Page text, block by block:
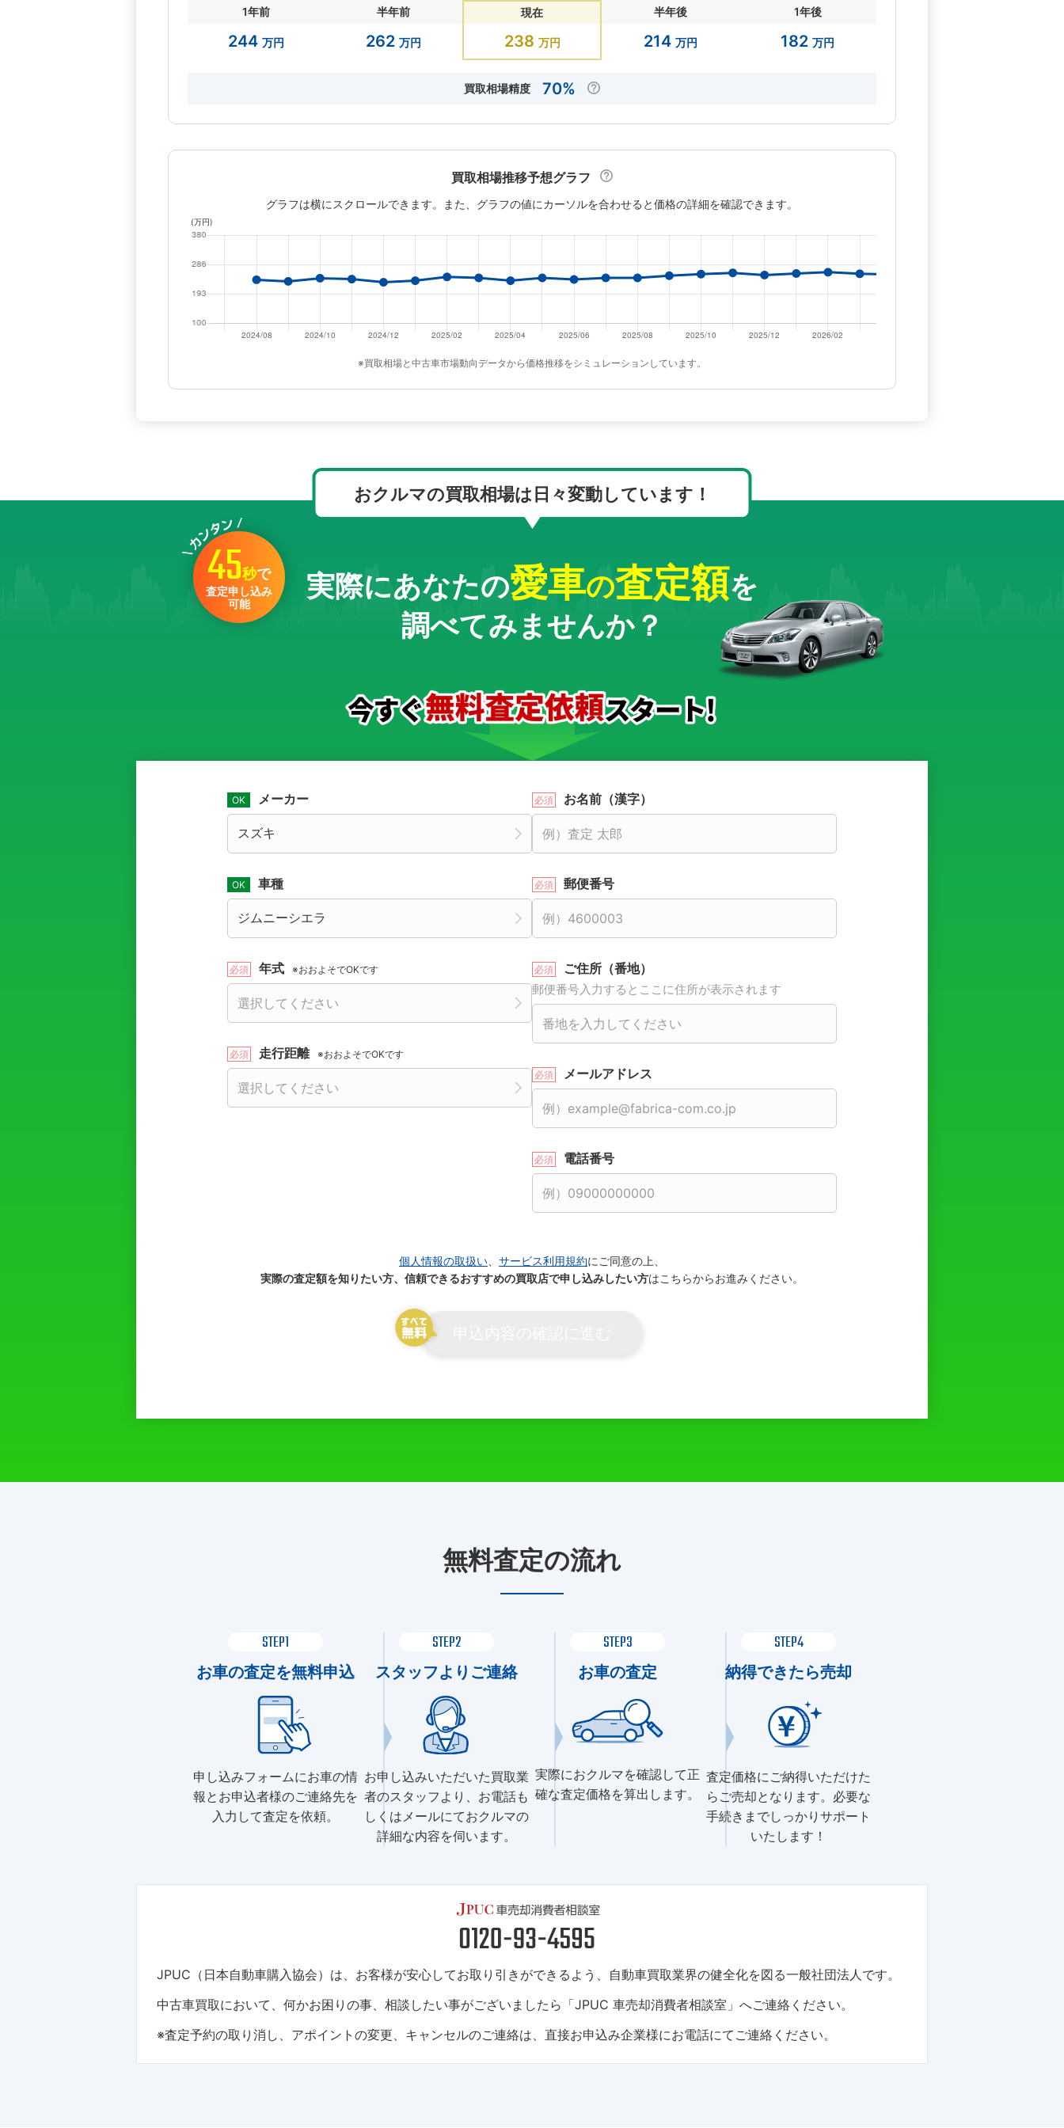
1年前
244 万円
半年前
262 万円
現在
238 万円
半年後
214 万円
1年後
182 万円
買取相場精度 70%
買取相場推移予想グラフ
グラフは横にスクロールできます。また、グラフの値にカーソルを合わせると価格の詳細を確認できます。
※買取相場と中古車市場動向データから価格推移をシミュレーションしています。
おクルマの買取相場は日々変動しています！
45秒で
査定申し込み
可能
実際にあなたの愛車の査定額を
調べてみませんか？
メーカー
車種
年式 ※おおよそでOKです
走行距離 ※おおよそでOKです
お名前（漢字）
郵便番号
ご住所（番地）
郵便番号入力するとここに住所が表示されます
メールアドレス
電話番号
個人情報の取扱い サービス利用規約にご同意の上、
実際の査定額を知りたい方、信頼できるおすすめの買取店で申し込みしたい方はこちらからお進みください。
無料査定の流れ
STEP1
お車の査定を無料申込
申し込みフォームにお車の情
報とお申込者様のご連絡先を
入力して査定を依頼。
STEP2
スタッフよりご連絡
お申し込みいただいた買取業
者のスタッフより、お電話も
しくはメールにておクルマの
詳細な内容を伺います。
STEP3
お車の査定
実際におクルマを確認して正
確な査定価格を算出します。
STEP4
納得できたら売却
査定価格にご納得いただけた
らご売却となります。必要な
手続きまでしっかりサポート
いたします！
JPUC（日本自動車購入協会）は、お客様が安心してお取り引きができるよう、自動車買取業界の健全化を図る一般社団法人です。
中古車買取において、何かお困りの事、相談したい事がございましたら「JPUC 車売却消費者相談室」へご連絡ください。
※査定予約の取り消し、アポイントの変更、キャンセルのご連絡は、直接お申込み企業様にお電話にてご連絡ください。